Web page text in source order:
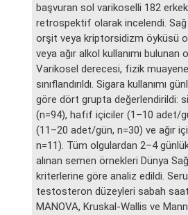
başvuran sol varikoselli 182
retrospektif olarak incelendi. Sağ
orşit veya kriptorsidizm öyküsü
veya ağır alkol kullanımı bulunan
Varikosel derecesi, fizik
sınıflandırıldı. Sigara kullanımı
göre dört grupta değerlendirildi:
(n=94), hafif içiciler (1–10 adet/
(11–20 adet/gün, n=30) ve ağır
n=11). Tüm olgulardan 2–4
alınan semen örnekleri Dünya
kriterlerine göre analiz edildi.
testosteron düzeyleri sabah
MANOVA, Kruskal-Wallis ve